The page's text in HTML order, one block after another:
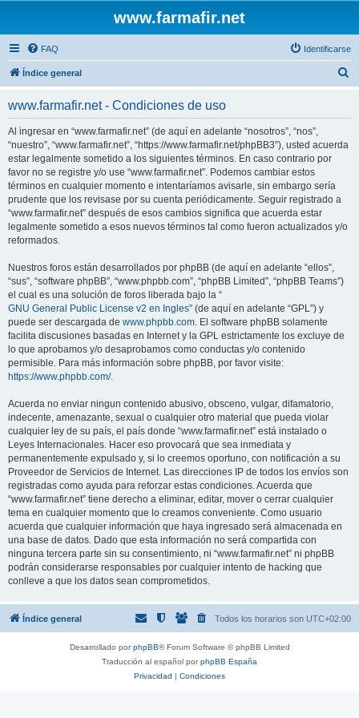
www.farmafir.net
FAQ Identificarse
Índice general
www.farmafir.net - Condiciones de uso
Al ingresar en “www.farmafir.net” (de aquí en adelante “nosotros”, “nos”,
“nuestro”, “www.farmafir.net”, “https://www.farmafir.net/phpBB3”), usted acuerda
estar legalmente sometido a los siguientes términos. En caso contrario por
favor no se registre y/o use “www.farmafir.net”. Podemos cambiar estos
términos en cualquier momento e intentaríamos avisarle, sin embargo sería
prudente que los revisase por su cuenta periódicamente. Seguir registrado a
“www.farmafir.net” después de esos cambios significa que acuerda estar
legalmente sometido a esos nuevos términos tal como fueron actualizados y/o
reformados.
Nuestros foros están desarrollados por phpBB (de aquí en adelante “ellos”,
“sus”, “software phpBB”, “www.phpbb.com”, “phpBB Limited”, “phpBB Teams”)
el cual es una solución de foros liberada bajo la “
GNU General Public License v2 en Ingles” (de aquí en adelante “GPL”) y
puede ser descargada de www.phpbb.com. El software phpBB solamente
facilita discusiones basadas en Internet y la GPL estrictamente los excluye de
lo que aprobamos y/o desaprobamos como conductas y/o contenido
permisible. Para más información sobre phpBB, por favor visite:
https://www.phpbb.com/.
Acuerda no enviar ningun contenido abusivo, obsceno, vulgar, difamatorio,
indecente, amenazante, sexual o cualquier otro material que pueda violar
cualquier ley de su país, el país donde “www.farmafir.net” está instalado o
Leyes Internacionales. Hacer eso provocará que sea inmediata y
permanentemente expulsado y, si lo creemos oportuno, con notificación a su
Proveedor de Servicios de Internet. Las direcciones IP de todos los envíos son
registradas como ayuda para reforzar estas condiciones. Acuerda que
“www.farmafir.net” tiene derecho a eliminar, editar, mover o cerrar cualquier
tema en cualquier momento que lo creamos conveniente. Como usuario
acuerda que cualquier información que haya ingresado será almacenada en
una base de datos. Dado que esta información no será compartida con
ninguna tercera parte sin su consentimiento, ni “www.farmafir.net” ni phpBB
podrán considerarse responsables por cualquier intento de hacking que
conlleve a que los datos sean comprometidos.
Índice general Todos los horarios son UTC+02:00
Desarrollado porphpBB® Forum Software © phpBB Limited
Traducción al español porphpBB España
Privacidad | Condiciones